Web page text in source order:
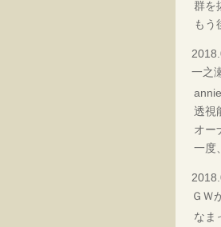
群を
もう
一之
透視
オー
一度
ＧＷ
なま